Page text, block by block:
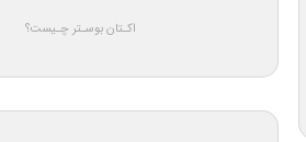
اکـتان بوسـتر چـیست؟